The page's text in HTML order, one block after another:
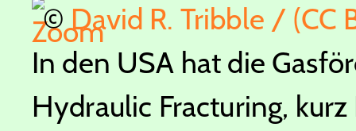
©David R. Tribble / (CC
In den USA hat die
Hydraulic Fracturing,